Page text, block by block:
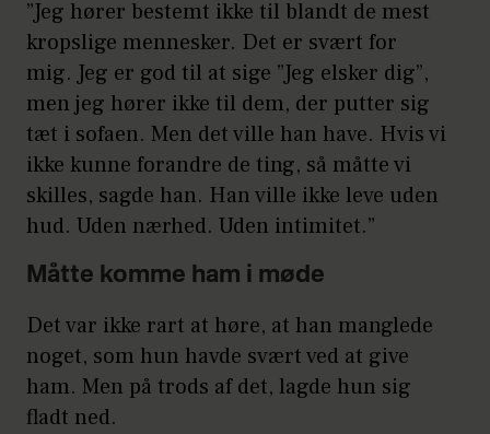
”Jeg hører bestemt ikke til blandt de mest
kropslige mennesker. Det er svært for
mig. Jeg er god til at sige ”Jeg elsker dig”,
men jeg hører ikke til dem, der putter sig
tæt i sofaen. Men det ville han have. Hvis vi
ikke kunne forandre de ting, så måtte vi
skilles, sagde han. Han ville ikke leve uden
hud. Uden nærhed. Uden intimitet.”
Måtte komme ham i møde
Det var ikke rart at høre, at han manglede
noget, som hun havde svært ved at give
ham. Men på trods af det, lagde hun sig
fladt ned.